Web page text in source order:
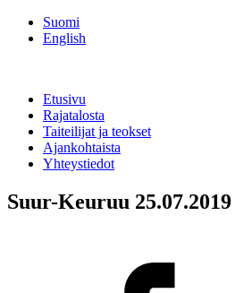
Suomi
English
Etusivu
Rajatalosta
Taiteilijat ja teokset
Ajankohtaista
Yhteystiedot
Suur-Keuruu 25.07.2019